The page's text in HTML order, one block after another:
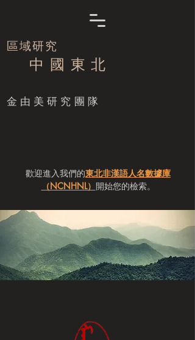
區域研究
中 國 東 北
​金由美研究團隊
歡迎進入我們的東北非漢語人名數據庫
（NCNHNL） 開始您的檢索。